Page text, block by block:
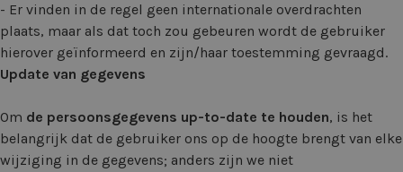
- Er vinden in de regel geen internationale overdrachten
plaats, maar als dat toch zou gebeuren wordt de gebruiker
hierover geïnformeerd en zijn/haar toestemming gevraagd.
Update van gegevens
Om de persoonsgegevens up-to-date te houden, is het
belangrijk dat de gebruiker ons op de hoogte brengt van elke
wijziging in de gegevens; anders zijn we niet